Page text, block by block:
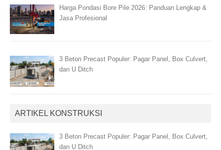
Harga Pondasi Bore Pile 2026: Panduan Lengkap &
Jasa Profesional
3 Beton Precast Populer: Pagar Panel, Box Culvert,
dan U Ditch
ARTIKEL KONSTRUKSI
3 Beton Precast Populer: Pagar Panel, Box Culvert,
dan U Ditch